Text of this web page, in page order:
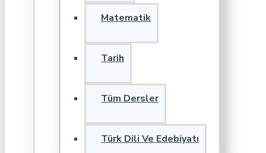
Matematik
Tarih
Tüm Dersler
Türk Dili Ve Edebiyatı